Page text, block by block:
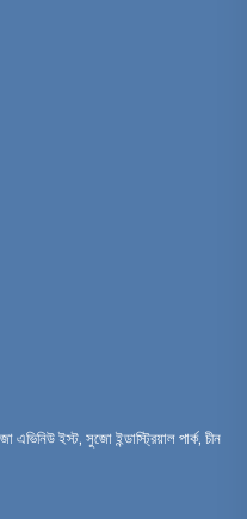
ইস্ট, সুজো ইন্ডাস্ট্রিয়াল পার্ক, চীন